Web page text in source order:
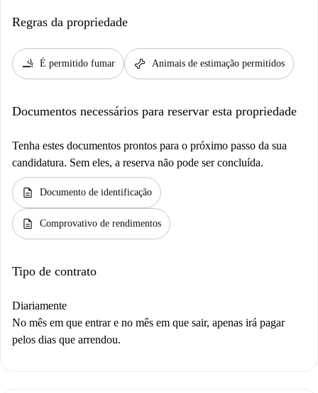
Regras da propriedade
smoking_rooms É permitido fumar pet_supplies Animais de estimação permitidos
Documentos necessários para reservar esta propriedade
Tenha estes documentos prontos para o próximo passo da sua
candidatura. Sem eles, a reserva não pode ser concluída.
description Documento de identificação
description Comprovativo de rendimentos
Tipo de contrato
Diariamente
No mês em que entrar e no mês em que sair, apenas irá pagar
pelos dias que arrendou.